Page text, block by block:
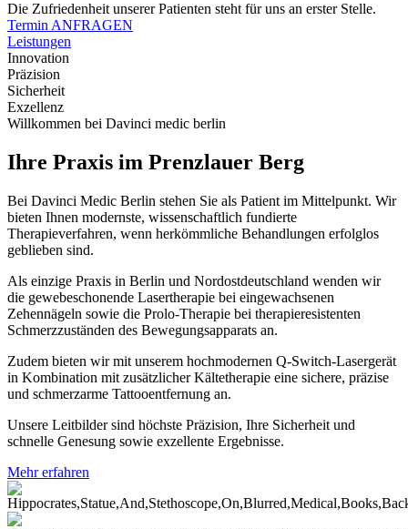
Die Zufriedenheit unserer Patienten steht für uns an erster Stelle.
Termin ANFRAGEN
Leistungen
Innovation
Präzision
Sicherheit
Exzellenz
Willkommen bei Davinci medic berlin
Ihre Praxis im Prenzlauer Berg
Bei Davinci Medic Berlin stehen Sie als Patient im Mittelpunkt. Wir
bieten Ihnen modernste, wissenschaftlich fundierte
Therapieverfahren, wenn herkömmliche Behandlungen erfolglos
geblieben sind.
Als einzige Praxis in Berlin und Nordostdeutschland wenden wir
die gewebeschonende Lasertherapie bei eingewachsenen
Zehennägeln sowie die Prolo-Therapie bei therapieresistenten
Schmerzzuständen des Bewegungsapparats an.
Zudem bieten wir mit unserem hochmodernen Q-Switch-Lasergerät
in Kombination mit zusätzlicher Kältetherapie eine sichere, präzise
und schmerzarme Tattooentfernung an.
Unsere Leitbilder sind höchste Präzision, Ihre Sicherheit und
schnelle Genesung sowie exzellente Ergebnisse.
Mehr erfahren